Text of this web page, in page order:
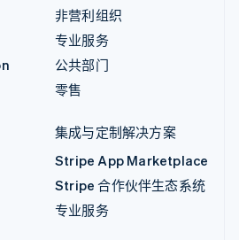
非营利组织
专业服务
公共部门
零售
集成与定制解决方案
Stripe App Marketplace
Stripe 合作伙伴生态系统
专业服务